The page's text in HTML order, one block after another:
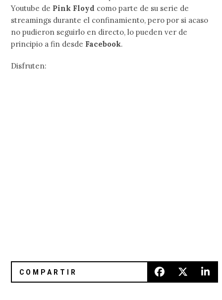
Youtube de Pink Floyd como parte de su serie de
streamings durante el confinamiento, pero por si acaso
no pudieron seguirlo en directo, lo pueden ver de
principio a fin desde Facebook.
Disfruten: